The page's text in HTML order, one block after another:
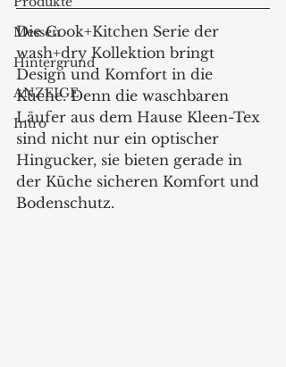
Messen
Hintergrund
ANZEIGE
Intro
Die Cook+Kitchen Serie der
wash+dry Kollektion bringt
Design und Komfort in die
Küche. Denn die waschbaren
Läufer aus dem Hause Kleen-Tex
sind nicht nur ein optischer
Hingucker, sie bieten gerade in
der Küche sicheren Komfort und
Bodenschutz.